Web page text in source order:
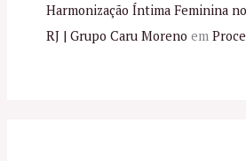
Harmonização Íntima Feminina
RJ | Grupo Caru Moreno em